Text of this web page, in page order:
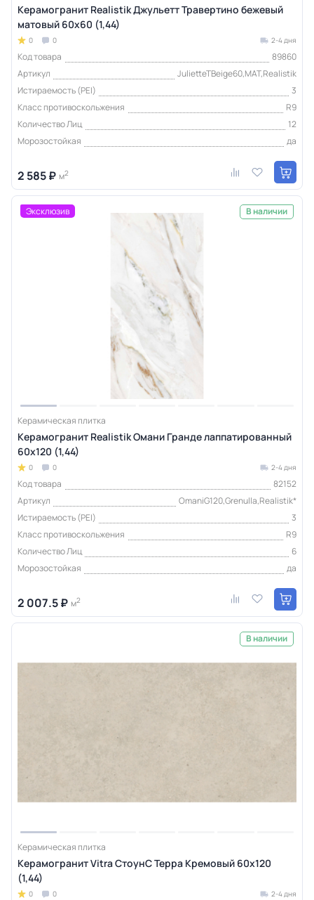
Керамогранит Realistik Джульетт Травертино бежевый
матовый 60x60 (1,44)
0 0 2-4 дня
Код товара
89860
Артикул
JulietteTBeige60,MAT,Realistik
Истираемость (PEI)
3
Класс противоскольжения
R9
Количество Лиц
12
Морозостойкая
да
2 585 ₽ м2
Эксклюзив В наличии
Керамическая плитка
Керамогранит Realistik Омани Гранде лаппатированный
60х120 (1,44)
0 0 2-4 дня
Код товара
82152
Артикул
OmaniG120,Grenulla,Realistik*
Истираемость (PEI)
3
Класс противоскольжения
R9
Количество Лиц
6
Морозостойкая
да
2 007.5 ₽ м2
В наличии
Керамическая плитка
Керамогранит Vitra СтоунС Терра Кремовый 60x120
(1,44)
0 0 2-4 дня